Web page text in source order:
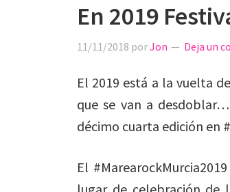
En 2019
11/11/2018 porJon Deja un
El 2019 está a la vuelta
que se van a
décimo cuarta edición en
El